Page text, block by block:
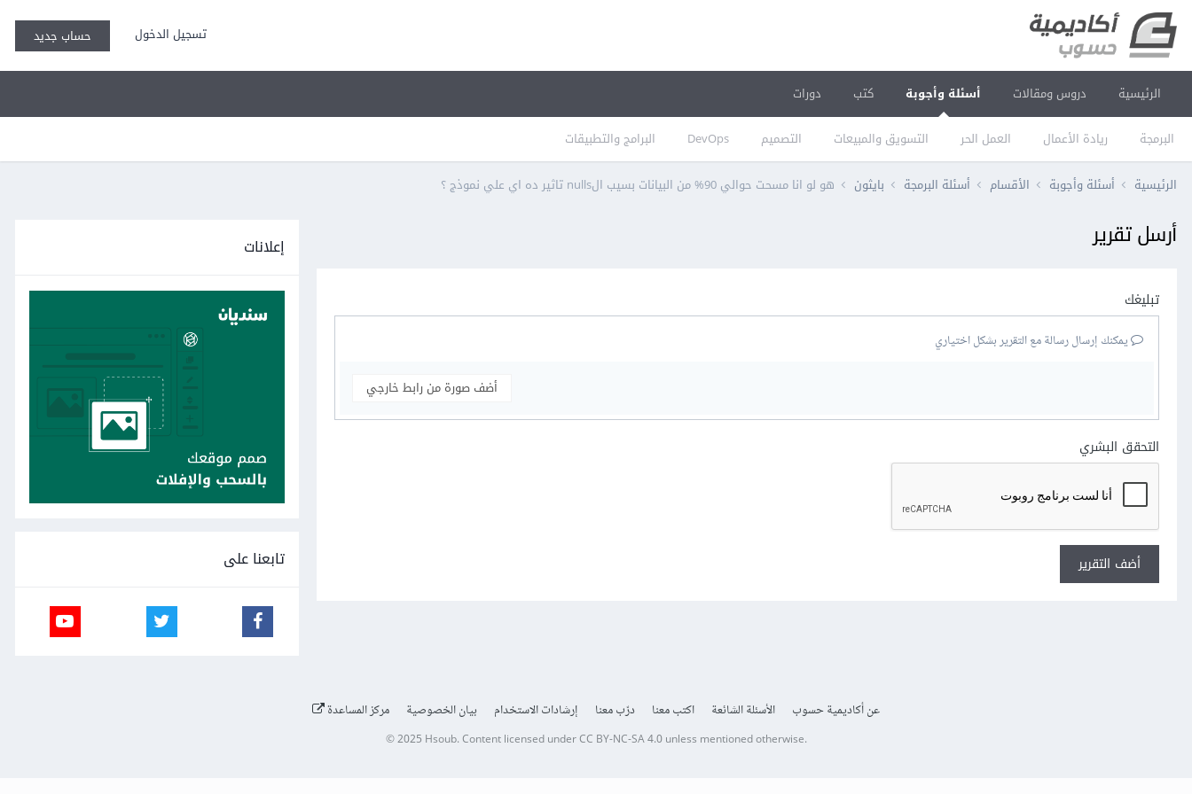
تسجيل الدخول حساب جديد
الرئيسية دروس ومقالات أسئلة وأجوبة
البرمجة ريادة الأعمال العمل الحر التسويق والمبيعات التصميم DevOps البرامج والتطبيقات
كتب دورات
الرئيسية أسئلة وأجوبة الأقسام أسئلة البرمجة بايثون هو لو انا مسحت حوالي 90% من البيانات بسيب الnulls تاثير ده اي علي نموذج ؟
أرسل تقرير
تبليغك
يمكنك إرسال رسالة مع التقرير بشكل اختياري
أضف صورة من رابط خارجي
التحقق البشري
أضف التقرير
إعلانات
تابعنا على
عن أكاديمية حسوب الأسئلة الشائعة اكتب معنا درّب معنا إرشادات الاستخدام بيان الخصوصية مركز المساعدة
© 2025 Hsoub.Content licensed underCC BY-NC-SA 4.0unless mentioned otherwise.